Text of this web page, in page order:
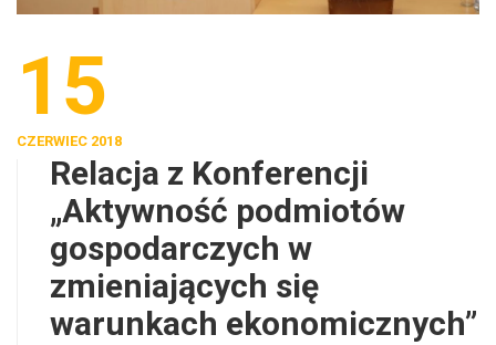
15
CZERWIEC 2018
Relacja z Konferencji
„Aktywność podmiotów
gospodarczych w
zmieniających się
warunkach ekonomicznych”